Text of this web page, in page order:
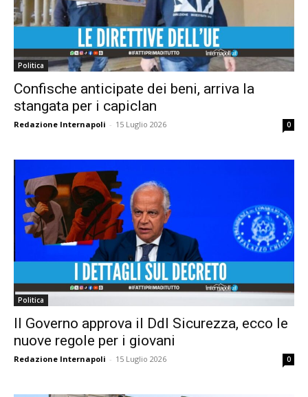
Politica
Confische anticipate dei beni, arriva la
stangata per i capiclan
Redazione Internapoli - 15 Luglio 2026 0
Politica
Il Governo approva il Ddl Sicurezza, ecco le
nuove regole per i giovani
Redazione Internapoli - 15 Luglio 2026 0